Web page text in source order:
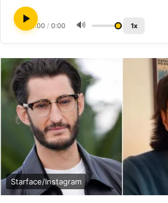
0:00 / 0:00 🔊 1x
Starface/Instagram